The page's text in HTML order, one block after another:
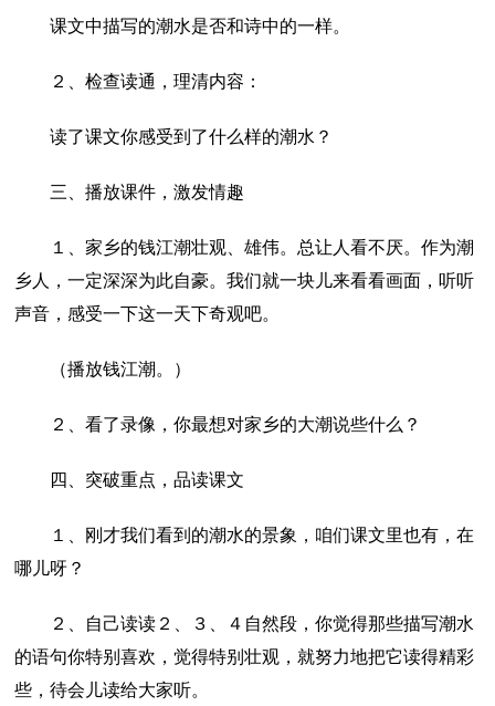
课文中描写的潮水是否和诗中的一样。
２、检查读通，理清内容：
读了课文你感受到了什么样的潮水？
三、播放课件，激发情趣
１、家乡的钱江潮壮观、雄伟。总让人看不厌。作为潮
乡人，一定深深为此自豪。我们就一块儿来看看画面，听听
声音，感受一下这一天下奇观吧。
（播放钱江潮。）
２、看了录像，你最想对家乡的大潮说些什么？
四、突破重点，品读课文
１、刚才我们看到的潮水的景象，咱们课文里也有，在
哪儿呀？
２、自己读读２、３、４自然段，你觉得那些描写潮水
的语句你特别喜欢，觉得特别壮观，就努力地把它读得精彩
些，待会儿读给大家听。